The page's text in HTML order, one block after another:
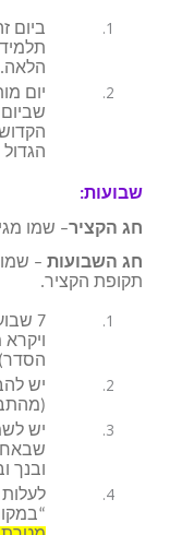
הלאה.
יום
שבועות:
חג הקציר– שמו
חג השבועות
תקופת הקציר.
7
הסדר)
יש
יש
ובנך